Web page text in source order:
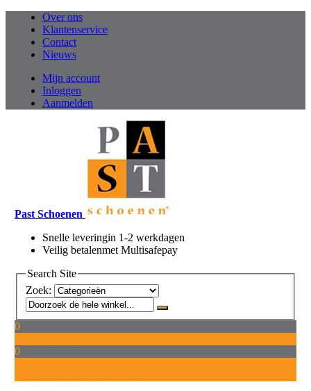
Over ons
Klantenservice
Contact
Nieuws
Mijn account
Inloggen
Aanmelden
Past Schoenen
Snelle leveringin 1-2 werkdagen
Veilig betalenmet Multisafepay
Search Site
Zoek:
0
0